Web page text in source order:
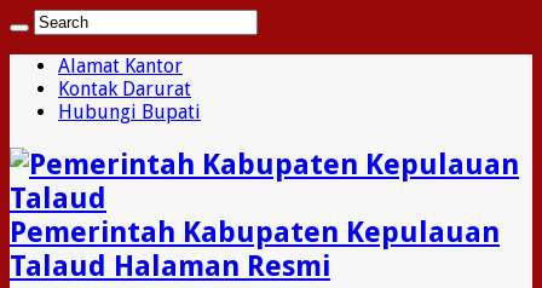
Alamat Kantor
Kontak Darurat
Hubungi Bupati
Pemerintah Kabupaten Kepulauan
Talaud Halaman Resmi